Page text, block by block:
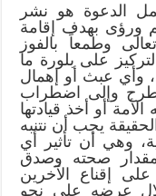
الدعوة هو نشر
ورؤى بهدف إقامة
وطمعاً بالفوز
على بلورة ما
وأي عبث أو إهمال
وإلى اضطراب
أو أخذ قيادتها
يجب أن نتنبه
وهي أن تأثير أي
صحته وصدق
إقناع الآخرين
عرضه على نحو